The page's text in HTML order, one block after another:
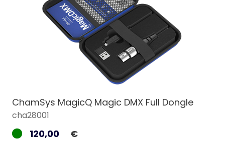
ChamSys MagicQ Magic DMX Full Dongle
cha28001
120,00 €